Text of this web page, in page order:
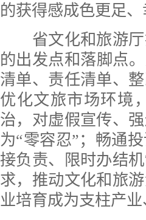
的获得感成色更足
省文化和旅游厅
的出发点和落脚点
清单、责任清单、
优化文旅市场环境
治，对虚假宣传、
为“零容忍”；畅通
接负责、限时办结
求，推动文化和旅
业培育成为支柱产